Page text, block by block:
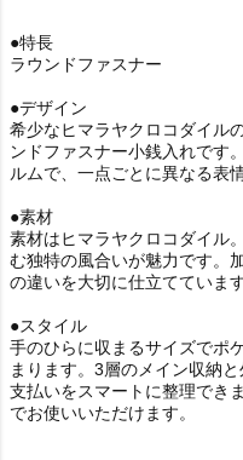
●特長
ラウンドファスナー
●デザイン
希少なヒマラヤクロコダイル
ンドファスナー小銭入れです
ルムで、一点ごとに異なる表
●素材
素材はヒマラヤクロコダイル
む独特の風合いが魅力です。
の違いを大切に仕立てています
●スタイル
手のひらに収まるサイズでポ
まります。3層のメイン収納
支払いをスマートに整理でき
でお使いいただけます。